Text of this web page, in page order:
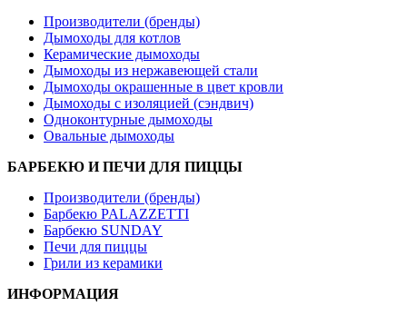
Производители (бренды)
Дымоходы для котлов
Керамические дымоходы
Дымоходы из нержавеющей стали
Дымоходы окрашенные в цвет кровли
Дымоходы с изоляцией (сэндвич)
Одноконтурные дымоходы
Овальные дымоходы
БАРБЕКЮ И ПЕЧИ ДЛЯ ПИЦЦЫ
Производители (бренды)
Барбекю PALAZZETTI
Барбекю SUNDAY
Печи для пиццы
Грили из керамики
ИНФОРМАЦИЯ